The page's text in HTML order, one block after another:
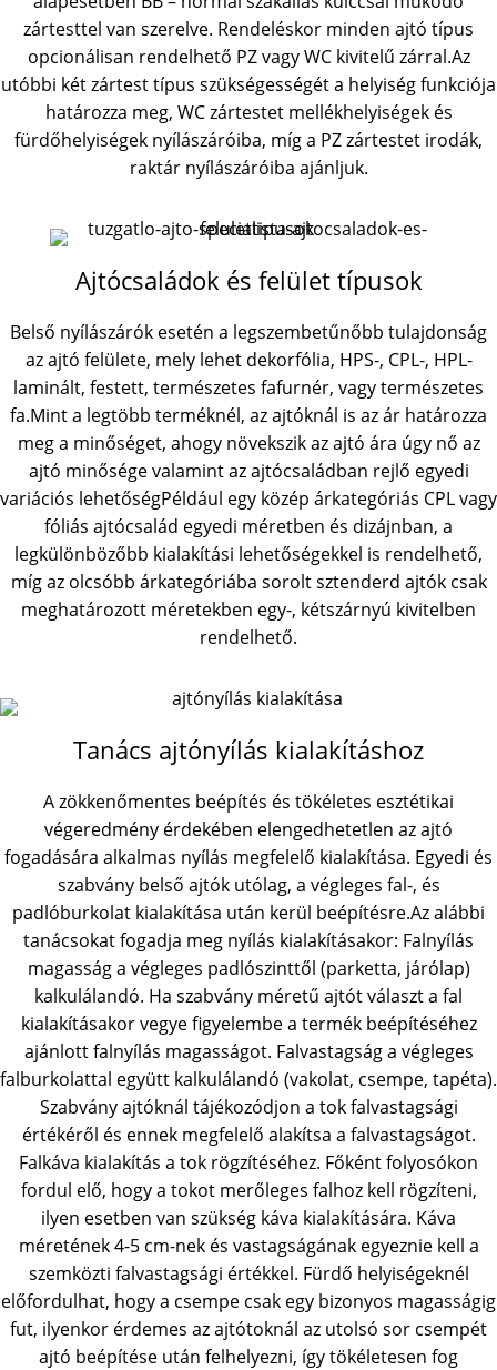
zártesttel van szerelve. Rendeléskor minden ajtó típus
opcionálisan rendelhető PZ vagy WC kivitelű zárral.Az
utóbbi két zártest típus szükségességét a helyiség funkciója
határozza meg, WC zártestet mellékhelyiségek és
fürdőhelyiségek nyílászáróiba, míg a PZ zártestet irodák,
raktár nyílászáróiba ajánljuk.
Ajtócsaládok és felület típusok
Belső nyílászárók esetén a legszembetűnőbb tulajdonság
az ajtó felülete, mely lehet dekorfólia, HPS-, CPL-, HPL-
laminált, festett, természetes fafurnér, vagy természetes
fa.Mint a legtöbb terméknél, az ajtóknál is az ár határozza
meg a minőséget, ahogy növekszik az ajtó ára úgy nő az
ajtó minősége valamint az ajtócsaládban rejlő egyedi
variációs lehetőségPéldául egy közép árkategóriás CPL vagy
fóliás ajtócsalád egyedi méretben és dizájnban, a
legkülönbözőbb kialakítási lehetőségekkel is rendelhető,
míg az olcsóbb árkategóriába sorolt sztenderd ajtók csak
meghatározott méretekben egy-, kétszárnyú kivitelben
rendelhető.
Tanács ajtónyílás kialakításhoz
A zökkenőmentes beépítés és tökéletes esztétikai
végeredmény érdekében elengedhetetlen az ajtó
fogadására alkalmas nyílás megfelelő kialakítása. Egyedi és
szabvány belső ajtók utólag, a végleges fal-, és
padlóburkolat kialakítása után kerül beépítésre.Az alábbi
tanácsokat fogadja meg nyílás kialakításakor: Falnyílás
magasság a végleges padlószinttől (parketta, járólap)
kalkulálandó. Ha szabvány méretű ajtót választ a fal
kialakításakor vegye figyelembe a termék beépítéséhez
ajánlott falnyílás magasságot. Falvastagság a végleges
falburkolattal együtt kalkulálandó (vakolat, csempe, tapéta).
Szabvány ajtóknál tájékozódjon a tok falvastagsági
értékéről és ennek megfelelő alakítsa a falvastagságot.
Falkáva kialakítás a tok rögzítéséhez. Főként folyosókon
fordul elő, hogy a tokot merőleges falhoz kell rögzíteni,
ilyen esetben van szükség káva kialakítására. Káva
méretének 4-5 cm-nek és vastagságának egyeznie kell a
szemközti falvastagsági értékkel. Fürdő helyiségeknél
előfordulhat, hogy a csempe csak egy bizonyos magasságig
fut, ilyenkor érdemes az ajtótoknál az utolsó sor csempét
ajtó beépítése után felhelyezni, így tökéletesen fog